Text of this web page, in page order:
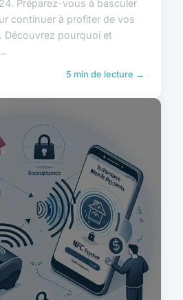
Préparez-vous à basculer
continuer à profiter de vos
Découvrez pourquoi et
5 min de lecture →